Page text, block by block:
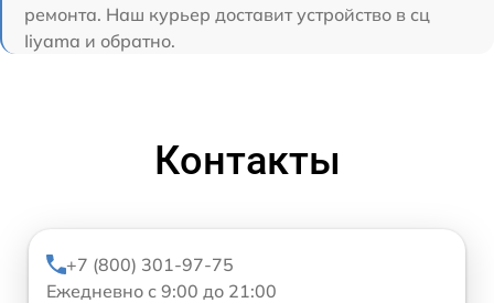
ремонта. Наш курьер доставит устройство в сц
Iiyama и обратно.
Контакты
+7 (800) 301-97-75
Ежедневно с 9:00 до 21:00